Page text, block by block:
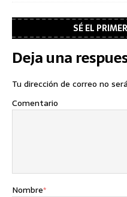
SÉ EL
Deja una
Tu dirección de correo no
Comentario
Nombre*